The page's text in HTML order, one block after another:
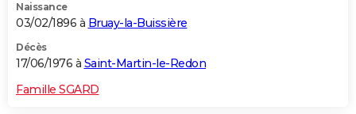
Naissance
03/02/1896 à Bruay-la-Buissière
Décès
17/06/1976 à Saint-Martin-le-Redon
Famille SGARD